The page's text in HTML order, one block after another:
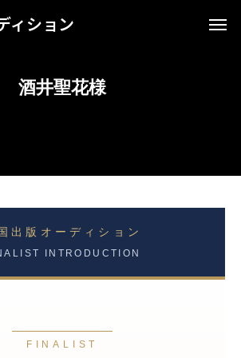
ィション
酒井聖花様
出版オーディション
INTRODUCTION
FINALIST